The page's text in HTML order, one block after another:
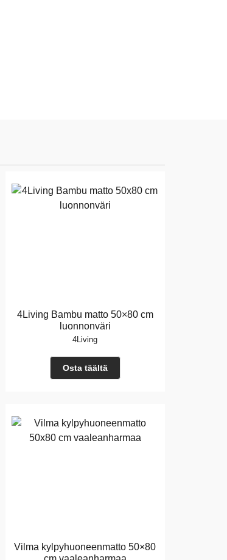
4Living Bambu matto 50×80 cm
luonnonväri
4Living
Osta täältä
Vilma kylpyhuoneenmatto 50×80